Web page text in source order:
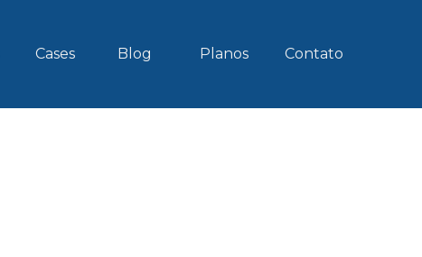
Cases Blog Planos Contato